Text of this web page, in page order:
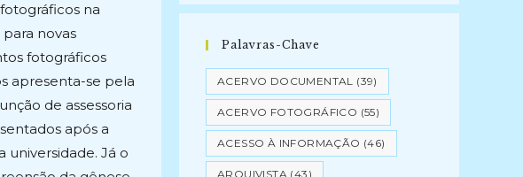
na
novas
fotográficos
apresenta-se pela
de assessoria
após a
universidade. Já o
Palavras-Chave
ACERVO DOCUMENTAL (39)
ACERVO FOTOGRÁFICO (55)
ACESSO À INFORMAÇÃO (46)
ARQUIVISTA (43)